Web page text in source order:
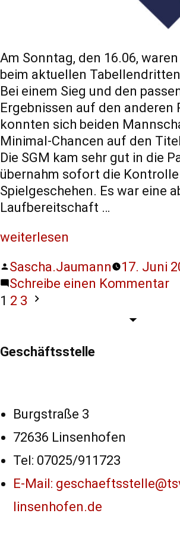
Am Sonntag, den 16.06,
beim aktuellen
Bei einem Sieg und den
Ergebnissen auf den anderen
konnten sich beiden
Minimal-Chancen auf den
Die SGM kam sehr gut in die
übernahm sofort die Kontrolle
Spielgeschehen. Es war eine
Laufbereitschaft …
weiterlesen
Sascha.Jaumann
17. Juni
Schreibe einen Kommentar
1 2 3
Geschäftsstelle
Burgstraße 3
72636 Linsenhofen
Tel: 07025/911723
E-Mail:
linsenhofen.de